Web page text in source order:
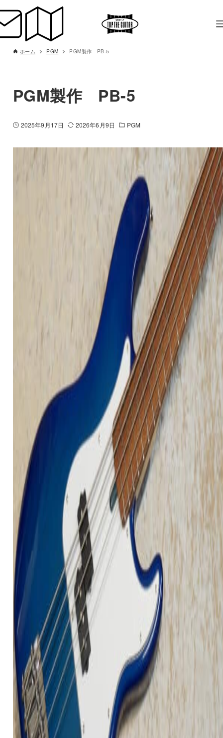
ホーム PGM PGM製作 PB-5
PGM製作 PB-5
2025年9月17日 2026年6月9日 PGM